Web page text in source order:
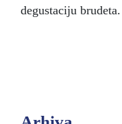
degustaciju brudeta.